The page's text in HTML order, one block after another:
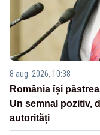
8 aug. 2026, 10:38
România își
Un semnal pozitiv,
autorități